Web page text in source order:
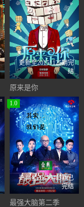
更新至20151125期完
结
原来是你
1.0
更新至20150405期已
完结
最强大脑第二季